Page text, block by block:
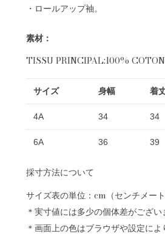
・ロールアップ袖。
素材：
TISSU PRINCIPAL:100% COTON
サイズ 身幅 着
4A 34 34
6A 36 39
採寸方法について
サイズ表の単位：cm（センチメート
＊実寸値には多少の個体差がござい
＊画面上の色はブラウザや設定に